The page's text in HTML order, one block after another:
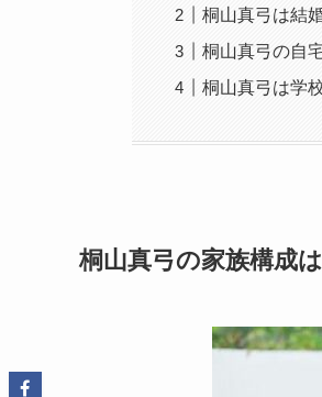
桐山真弓は結
桐山真弓の自
桐山真弓は学
桐山真弓の家族構成